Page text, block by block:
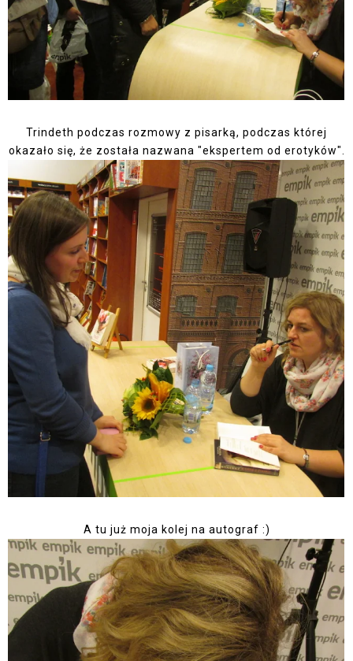
Trindeth podczas rozmowy z pisarką, podczas której
okazało się, że została nazwana "ekspertem od erotyków".
A tu już moja kolej na autograf :)